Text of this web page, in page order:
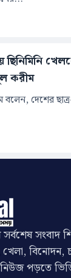
করীম
দেশের
সর্বশেষ সংবাদ
খেলা, বিনোদন,
নিউজ পড়তে